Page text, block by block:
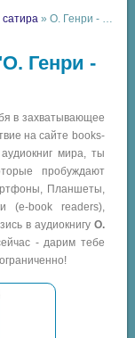
» О. Генри - На выбор
Генри -
в захватывающее
на сайте books-
мира, ты
пробуждают
Планшеты,
(e-book readers),
в аудиокнигу О.
- дарим тебе